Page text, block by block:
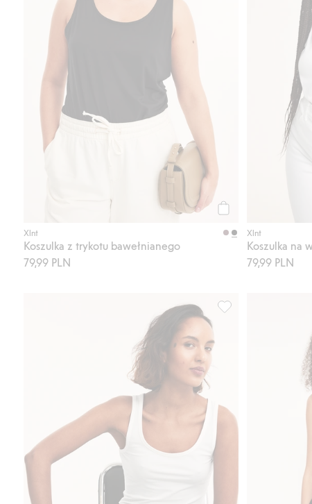
Xlnt
Koszulka z trykotu bawełnianego
79,99 PLN
Xlnt
Koszulka na
79,99 PLN
Koszulka z trykotu